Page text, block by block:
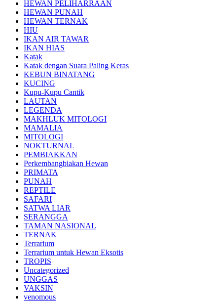
HEWAN PELIHARRAAN
HEWAN PUNAH
HEWAN TERNAK
HIU
IKAN AIR TAWAR
IKAN HIAS
Katak
Katak dengan Suara Paling Keras
KEBUN BINATANG
KUCING
Kupu-Kupu Cantik
LAUTAN
LEGENDA
MAKHLUK MITOLOGI
MAMALIA
MITOLOGI
NOKTURNAL
PEMBIAKKAN
Perkembangbiakan Hewan
PRIMATA
PUNAH
REPTILE
SAFARI
SATWA LIAR
SERANGGA
TAMAN NASIONAL
TERNAK
Terrarium
Terrarium untuk Hewan Eksotis
TROPIS
Uncategorized
UNGGAS
VAKSIN
venomous